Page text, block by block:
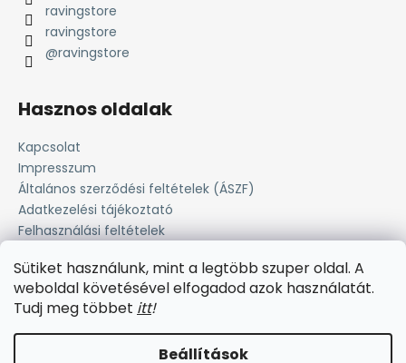
Sütiket használunk, mint a legtöbb szuper oldal. A
weboldal követésével elfogadod azok használatát.
Tudj meg többet itt!
Beállítások
ravingstore
ravingstore
@ravingstore
Hasznos oldalak
Kapcsolat
Impresszum
Általános szerződési feltételek (ÁSZF)
Adatkezelési tájékoztató
Felhasználási feltételek
Fizetési lehetőség
Szállítási információk